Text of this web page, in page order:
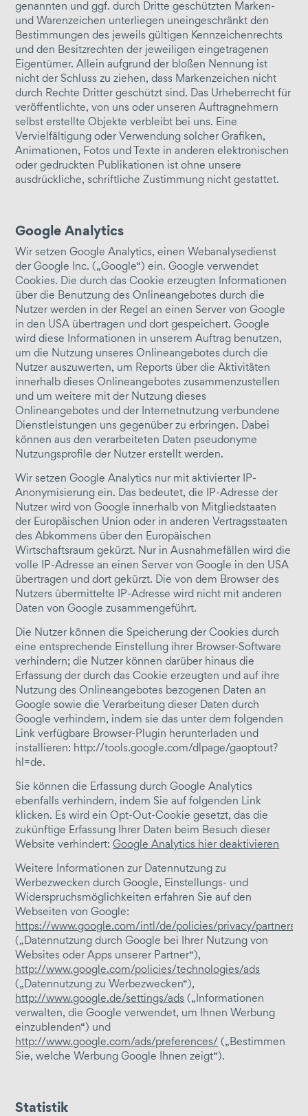
genannten und ggf. durch Dritte geschützten Marken-
und Warenzeichen unterliegen uneingeschränkt den
Bestimmungen des jeweils gültigen Kennzeichenrechts
und den Besitzrechten der jeweiligen eingetragenen
Eigentümer. Allein aufgrund der bloßen Nennung ist
nicht der Schluss zu ziehen, dass Markenzeichen nicht
durch Rechte Dritter geschützt sind. Das Urheberrecht für
veröffentlichte, von uns oder unseren Auftragnehmern
selbst erstellte Objekte verbleibt bei uns. Eine
Vervielfältigung oder Verwendung solcher Grafiken,
Animationen, Fotos und Texte in anderen elektronischen
oder gedruckten Publikationen ist ohne unsere
ausdrückliche, schriftliche Zustimmung nicht gestattet.
Google Analytics
Wir setzen Google Analytics, einen Webanalysedienst
der Google Inc. („Google“) ein. Google verwendet
Cookies. Die durch das Cookie erzeugten Informationen
über die Benutzung des Onlineangebotes durch die
Nutzer werden in der Regel an einen Server von Google
in den USA übertragen und dort gespeichert. Google
wird diese Informationen in unserem Auftrag benutzen,
um die Nutzung unseres Onlineangebotes durch die
Nutzer auszuwerten, um Reports über die Aktivitäten
innerhalb dieses Onlineangebotes zusammenzustellen
und um weitere mit der Nutzung dieses
Onlineangebotes und der Internetnutzung verbundene
Dienstleistungen uns gegenüber zu erbringen. Dabei
können aus den verarbeiteten Daten pseudonyme
Nutzungsprofile der Nutzer erstellt werden.
Wir setzen Google Analytics nur mit aktivierter IP-
Anonymisierung ein. Das bedeutet, die IP-Adresse der
Nutzer wird von Google innerhalb von Mitgliedstaaten
der Europäischen Union oder in anderen Vertragsstaaten
des Abkommens über den Europäischen
Wirtschaftsraum gekürzt. Nur in Ausnahmefällen wird die
volle IP-Adresse an einen Server von Google in den USA
übertragen und dort gekürzt. Die von dem Browser des
Nutzers übermittelte IP-Adresse wird nicht mit anderen
Daten von Google zusammengeführt.
Die Nutzer können die Speicherung der Cookies durch
eine entsprechende Einstellung ihrer Browser-Software
verhindern; die Nutzer können darüber hinaus die
Erfassung der durch das Cookie erzeugten und auf ihre
Nutzung des Onlineangebotes bezogenen Daten an
Google sowie die Verarbeitung dieser Daten durch
Google verhindern, indem sie das unter dem folgenden
Link verfügbare Browser-Plugin herunterladen und
installieren: http://tools.google.com/dlpage/gaoptout?
hl=de.
Sie können die Erfassung durch Google Analytics
ebenfalls verhindern, indem Sie auf folgenden Link
klicken. Es wird ein Opt-Out-Cookie gesetzt, das die
zukünftige Erfassung Ihrer Daten beim Besuch dieser
Website verhindert:Google Analytics hier deaktivieren
Weitere Informationen zur Datennutzung zu
Werbezwecken durch Google, Einstellungs- und
Widerspruchsmöglichkeiten erfahren Sie auf den
Webseiten von Google:
https://www.google.com/intl/de/policies/privacy/partners/
(„Datennutzung durch Google bei Ihrer Nutzung von
Websites oder Apps unserer Partner“),
http://www.google.com/policies/technologies/ads
(„Datennutzung zu Werbezwecken“),
http://www.google.de/settings/ads („Informationen
verwalten, die Google verwendet, um Ihnen Werbung
einzublenden“) und
http://www.google.com/ads/preferences/ („Bestimmen
Sie, welche Werbung Google Ihnen zeigt“).
Statistik